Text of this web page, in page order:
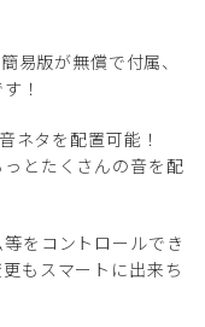
易版が無償で付属、
！
ネタを配置可能！
っとたくさんの音を配
をコントロールでき
もスマートに出来ち